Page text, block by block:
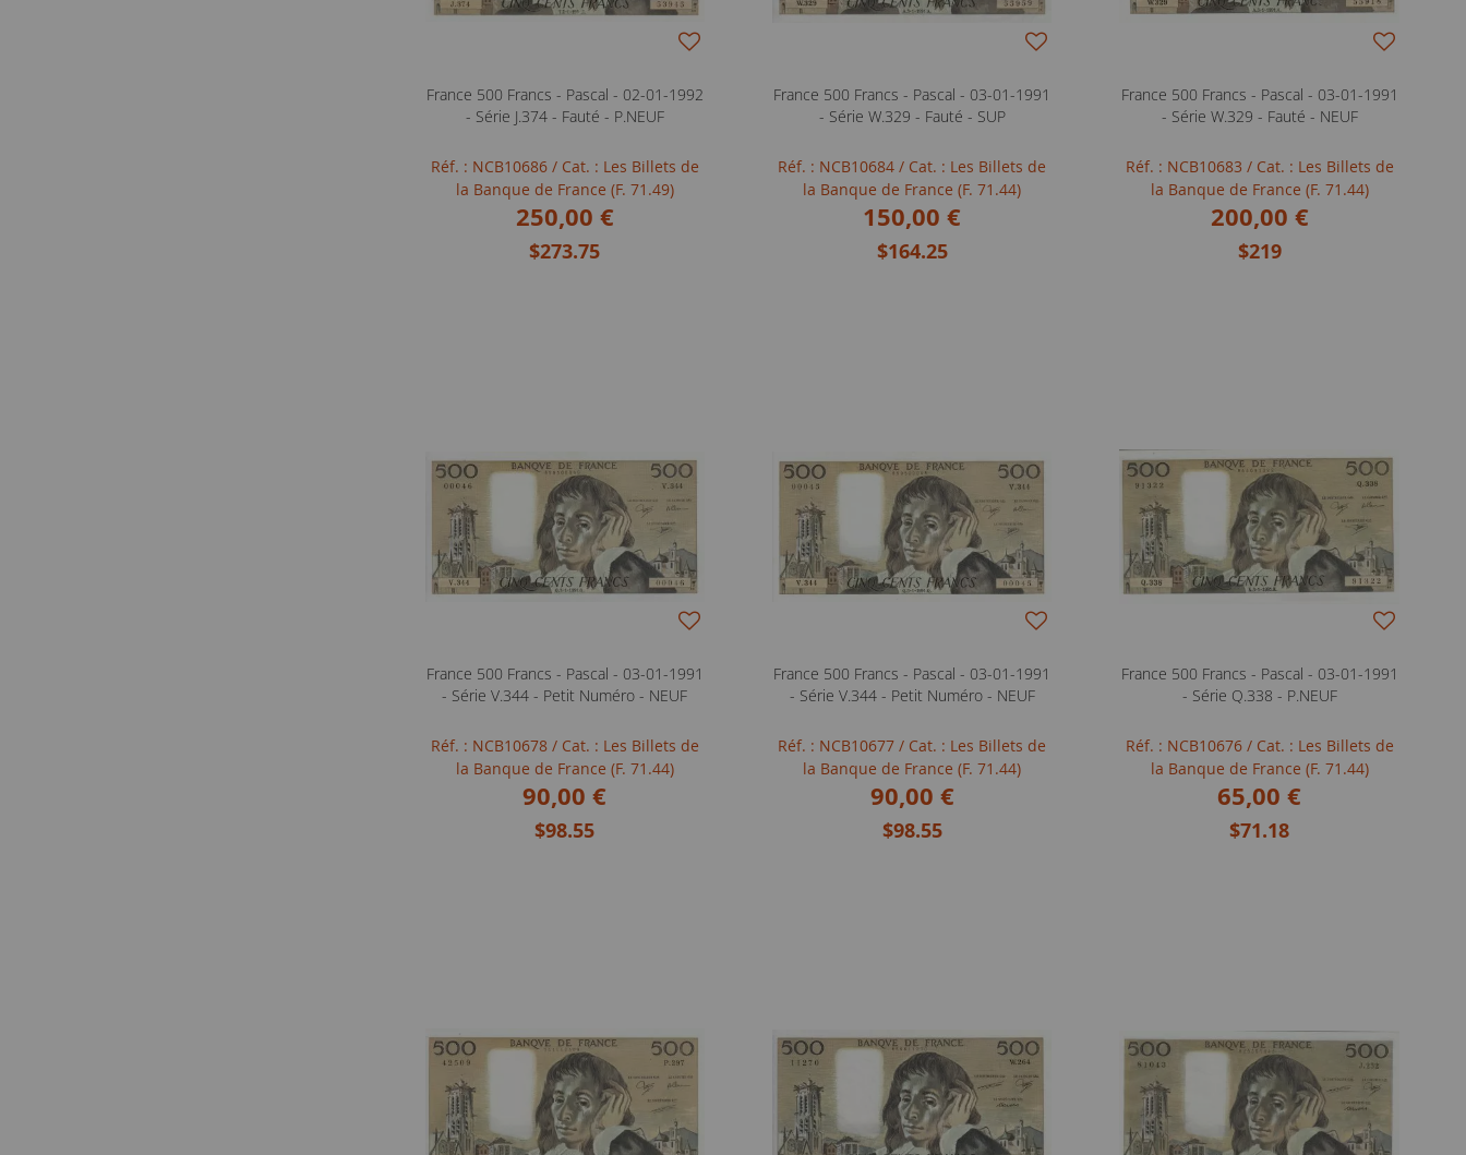
France 500 Francs - Pascal - 02-01-1992
- Série J.374 - Fauté - P.NEUF
Réf. : NCB10686 / Cat. : Les Billets de
la Banque de France (F. 71.49)
250,00 €
$273.75
France 500 Francs - Pascal - 03-01-1991
- Série W.329 - Fauté - SUP
Réf. : NCB10684/ Cat. : Les Billets de
la Banque de France (F. 71.44)
150,00 €
$164.25
France 500 Francs - Pascal - 03-01-1991
- Série W.329 - Fauté - NEUF
Réf. : NCB10683 / Cat. : Les Billets de
la Banque de France (F. 71.44)
200,00 €
$219
France 500 Francs - Pascal - 03-01-1991
- Série V.344 - Petit Numéro - NEUF
Réf. : NCB10678 / Cat. : Les Billets de
la Banque de France (F. 71.44)
90,00 €
$98.55
France 500 Francs - Pascal - 03-01-1991
- Série V.344 - Petit Numéro - NEUF
Réf. : NCB10677/ Cat. : Les Billets de
la Banque de France (F. 71.44)
90,00 €
$98.55
France 500 Francs - Pascal - 03-01-1991
- Série Q.338 - P.NEUF
Réf. : NCB10676 / Cat. : Les Billets de
la Banque de France (F. 71.44)
65,00 €
$71.18